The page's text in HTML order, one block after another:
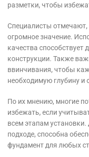
разметки, чтобы
Специалисты отмечают,
огромное значение.
качества способствует
конструкции. Также
ввинчивания, чтобы
необходимую глубину и
По их мнению, многие
избежать, если
всем этапам
подходе, способна
фундамент для любых